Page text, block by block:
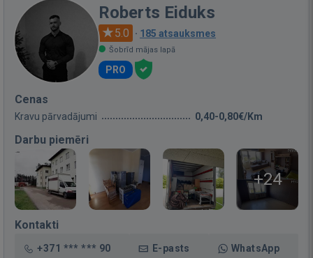
Roberts Eiduks
5.0 · 185 atsauksmes
Šobrīd mājas lapā
PRO
Cenas
Kravu pārvadājumi 0,40-0,80€/Km
Darbu piemēri
+24
Kontakti
+371 *** *** 90 E-pasts WhatsApp